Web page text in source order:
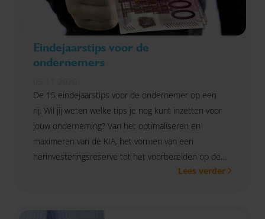
Eindejaarstips voor de
ondernemers
De 15 eindejaarstips voor de ondernemer op een
rij. Wil jij weten welke tips je nog kunt inzetten voor
jouw onderneming? Van het optimaliseren en
maximeren van de KIA, het vormen van een
herinvesteringsreserve tot het voorbereiden op de
Lees verder